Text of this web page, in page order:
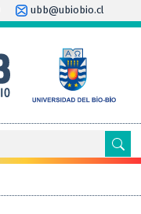
ubb@ubiobio.cl